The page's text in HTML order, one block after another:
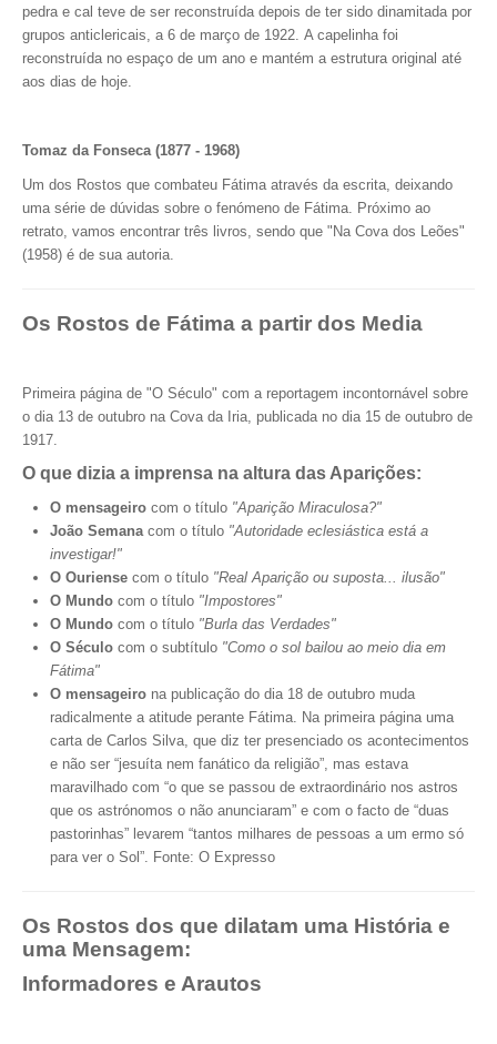
pedra e cal teve de ser reconstruída depois de ter sido dinamitada por
grupos anticlericais, a 6 de março de 1922. A capelinha foi
reconstruída no espaço de um ano e mantém a estrutura original até
aos dias de hoje.
Tomaz da Fonseca (1877 - 1968)
Um dos Rostos que combateu Fátima através da escrita, deixando
uma série de dúvidas sobre o fenómeno de Fátima. Próximo ao
retrato, vamos encontrar três livros, sendo que "Na Cova dos Leões"
(1958) é de sua autoria.
Os Rostos de Fátima a partir dos Media
Primeira página de "O Século" com a reportagem incontornável sobre
o dia 13 de outubro na Cova da Iria, publicada no dia 15 de outubro de
1917.
O que dizia a imprensa na altura das Aparições:
O mensageiro com o título "Aparição Miraculosa?"
João Semana com o título "Autoridade eclesiástica está a
investigar!"
O Ouriense com o título "Real Aparição ou suposta... ilusão"
O Mundo com o título "Impostores"
O Mundo com o título "Burla das Verdades"
O Século com o subtítulo "Como o sol bailou ao meio dia em
Fátima"
O mensageiro na publicação do dia 18 de outubro muda
radicalmente a atitude perante Fátima. Na primeira página uma
carta de Carlos Silva, que diz ter presenciado os acontecimentos
e não ser “jesuíta nem fanático da religião”, mas estava
maravilhado com “o que se passou de extraordinário nos astros
que os astrónomos o não anunciaram” e com o facto de “duas
pastorinhas” levarem “tantos milhares de pessoas a um ermo só
para ver o Sol”. Fonte: O Expresso
Os Rostos dos que dilatam uma História e
uma Mensagem:
Informadores e Arautos